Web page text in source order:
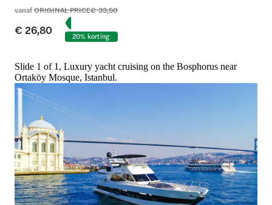
vanafORIGINAL PRICE€ 33,50
€ 26,80 20% korting
Slide 1 of 1, Luxury yacht cruising on the Bosphorus near
Ortaköy Mosque, Istanbul.